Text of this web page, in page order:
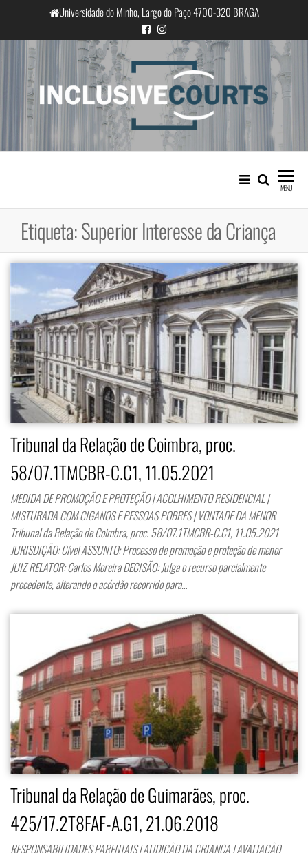
o
conteúdo
Universidade do Minho, Largo do Paço 4700-320 BRAGA
InclusiveCourts
Igualdade e diferença cultural na
prática judicial portuguesa
MENU
Etiqueta:Superior Interesse da Criança
Tribunal da Relação de Coimbra, proc.
58/07.1TMCBR-C.C1, 11.05.2021
MEDIDA DE PROMOÇÃO E PROTEÇÃO | ACOLHIMENTO RESIDENCIAL |
MISTURADA COM CIGANOS E PESSOAS POBRES | VONTADE DA MENOR
Tribunal da Relação de Coimbra, proc. 58/07.1TMCBR-C.C1, 11.05.2021
JURISDIÇÃO: Cível ASSUNTO: Processo de promoção e proteção de menor
JUIZ RELATOR: Carlos Moreira DECISÃO: Julga o recurso parcialmente
procedente, alterando o acórdão recorrido para…
Tribunal da Relação de Guimarães, proc.
425/17.2T8FAF-A.G1, 21.06.2018
RESPONSABILIDADES PARENTAIS | AUDIÇÃO DA CRIANÇA | AVALIAÇÃO